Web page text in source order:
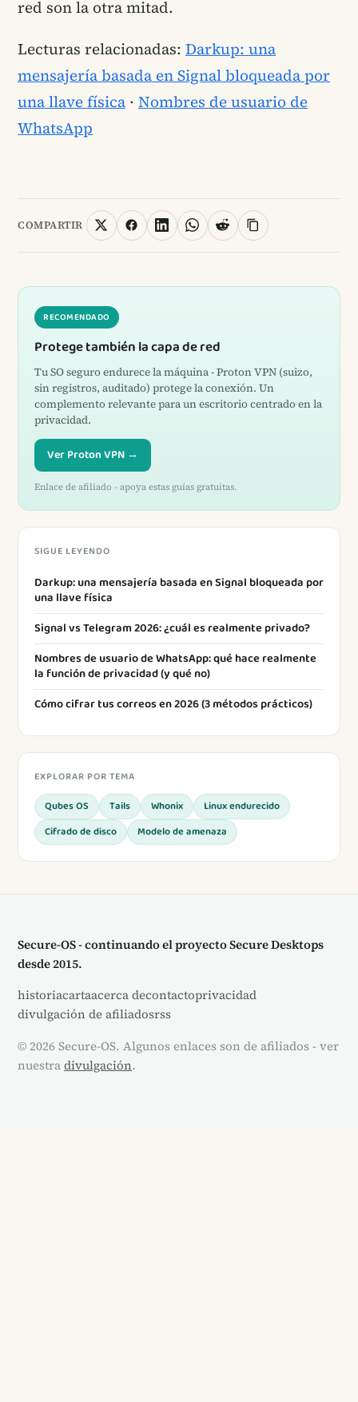
red son la otra mitad.
Lecturas relacionadas: Darkup: una
mensajería basada en Signal bloqueada por
una llave física · Nombres de usuario de
WhatsApp
COMPARTIR
RECOMENDADO
Protege también la capa de red
Tu SO seguro endurece la máquina - Proton VPN (suizo,
sin registros, auditado) protege la conexión. Un
complemento relevante para un escritorio centrado en la
privacidad.
Ver Proton VPN →
Enlace de afiliado - apoya estas guías gratuitas.
SIGUE LEYENDO
Darkup: una mensajería basada en Signal bloqueada por
una llave física
Signal vs Telegram 2026: ¿cuál es realmente privado?
Nombres de usuario de WhatsApp: qué hace realmente
la función de privacidad (y qué no)
Cómo cifrar tus correos en 2026 (3 métodos prácticos)
EXPLORAR POR TEMA
Qubes OS Tails Whonix
Linux endurecido
Cifrado de disco
Modelo de amenaza
Secure-OS - continuando el proyecto Secure Desktops
desde 2015.
historiacartaacerca decontactoprivacidad
divulgación de afiliadosrss
© 2026 Secure-OS. Algunos enlaces son de afiliados - ver
nuestradivulgación.